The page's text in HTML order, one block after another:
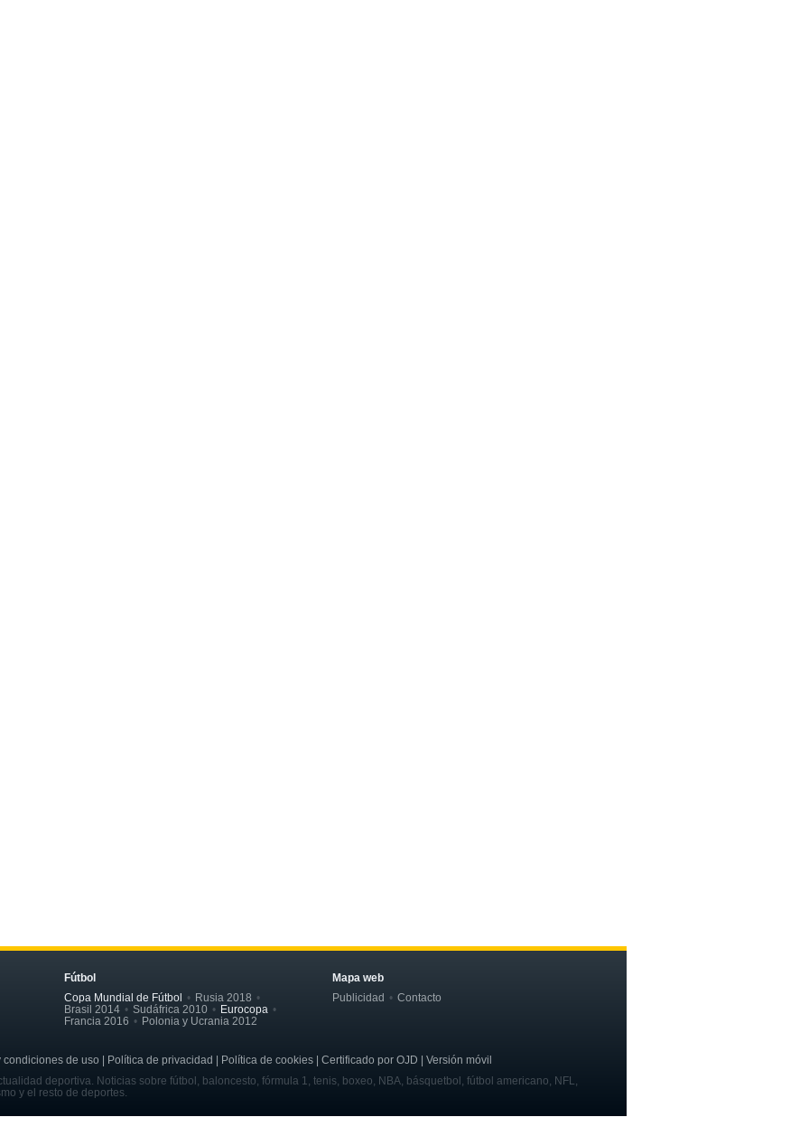
Fútbol
Copa Mundial de Fútbol
Rusia 2018
Brasil 2014
Sudáfrica 2010
Eurocopa
Francia 2016
Polonia y Ucrania 2012
Mapa web
Publicidad
Contacto
de uso | Política de privacidad | Política de cookies | Certificado por OJD | Versión móvil
deportiva. Noticias sobre fútbol, baloncesto, fórmula 1, tenis, boxeo, NBA, básquetbol, fútbol americano, NFL,
y el resto de deportes.